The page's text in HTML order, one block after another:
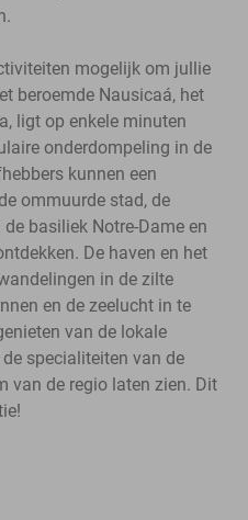
mogelijk om jullie
beroemde Nausicaá, het
ligt op enkele minuten
onderdompeling in de
kunnen een
ommuurde stad, de
basiliek Notre-Dame en
De haven en het
in de zilte
en de zeelucht in te
van de lokale
specialiteiten van de
van de regio laten zien. Dit